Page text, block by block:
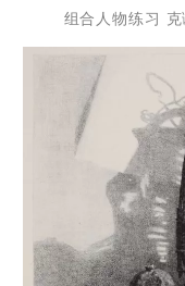
组合人物练习